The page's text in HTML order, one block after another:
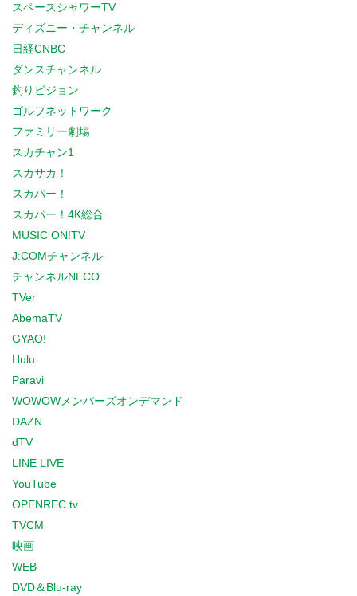
スペースシャワーTV
ディズニー・チャンネル
日経CNBC
ダンスチャンネル
釣りビジョン
ゴルフネットワーク
ファミリー劇場
スカチャン1
スカサカ！
スカパー！
スカパー！4K総合
MUSIC ON!TV
J:COMチャンネル
チャンネルNECO
TVer
AbemaTV
GYAO!
Hulu
Paravi
WOWOWメンバーズオンデマンド
DAZN
dTV
LINE LIVE
YouTube
OPENREC.tv
TVCM
映画
WEB
DVD＆Blu-ray